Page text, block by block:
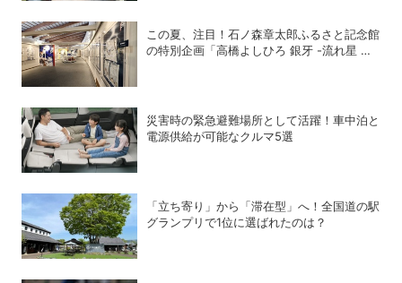
この夏、注目！石ノ森章太郎ふるさと記念館
の特別企画「高橋よしひろ 銀牙 -流れ星 銀-
災害時の緊急避難場所として活躍！車中泊と
電源供給が可能なクルマ5選
「立ち寄り」から「滞在型」へ！全国道の駅
グランプリで1位に選ばれたのは？